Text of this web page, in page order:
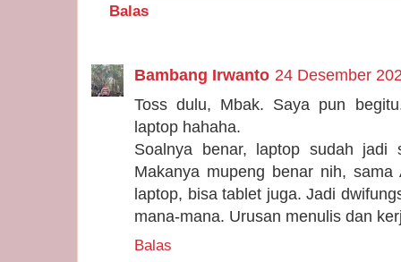
Balas
Bambang Irwanto 24 Desember
Toss dulu, Mbak. Saya pun
laptop hahaha.
Soalnya benar, laptop sudah jadi
Makanya mupeng benar nih,
laptop, bisa tablet juga. Jadi
mana-mana. Urusan menulis dan
Balas